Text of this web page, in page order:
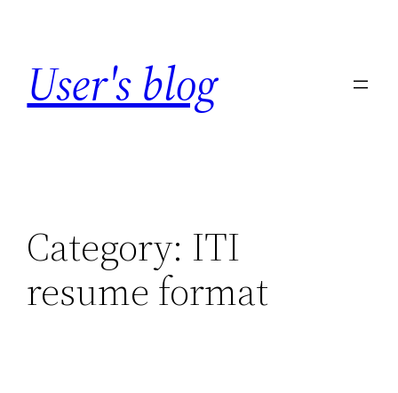
content
User's blog
Category: ITI
resume format